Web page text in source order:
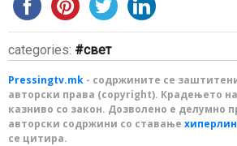
categories: свет
Pressingtv.mk - содржините се
авторски права (copyright). Крадењето
казниво со закон. Дозволено е делумно
авторски содржини со ставање
се цитира.